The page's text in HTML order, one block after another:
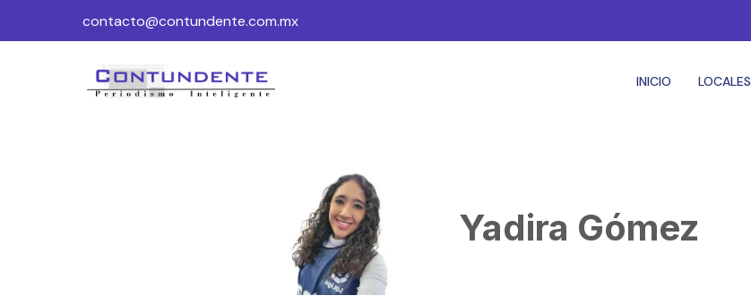
contacto@contundente.com.mx
INICIO LOCALES
Yadira Gómez